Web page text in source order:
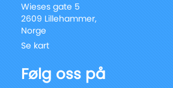
Wieses gate 5
2609 Lillehammer,
Norge
Se kart
Følg oss på